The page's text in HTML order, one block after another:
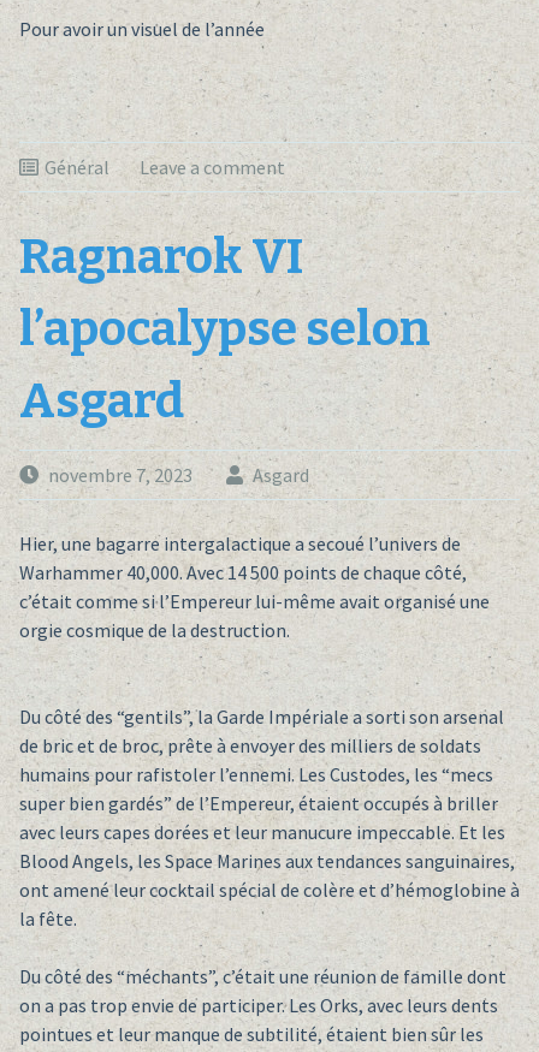
Pour avoir un visuel de l’année
Général Leave a comment
Ragnarok VI
l’apocalypse selon
Asgard
novembre 7, 2023 Asgard
Hier, une bagarre intergalactique a secoué l’univers de
Warhammer 40,000. Avec 14 500 points de chaque côté,
c’était comme si l’Empereur lui-même avait organisé une
orgie cosmique de la destruction.
Du côté des “gentils”, la Garde Impériale a sorti son arsenal
de bric et de broc, prête à envoyer des milliers de soldats
humains pour rafistoler l’ennemi. Les Custodes, les “mecs
super bien gardés” de l’Empereur, étaient occupés à briller
avec leurs capes dorées et leur manucure impeccable. Et les
Blood Angels, les Space Marines aux tendances sanguinaires,
ont amené leur cocktail spécial de colère et d’hémoglobine à
la fête.
Du côté des “méchants”, c’était une réunion de famille dont
on a pas trop envie de participer. Les Orks, avec leurs dents
pointues et leur manque de subtilité, étaient bien sûr les